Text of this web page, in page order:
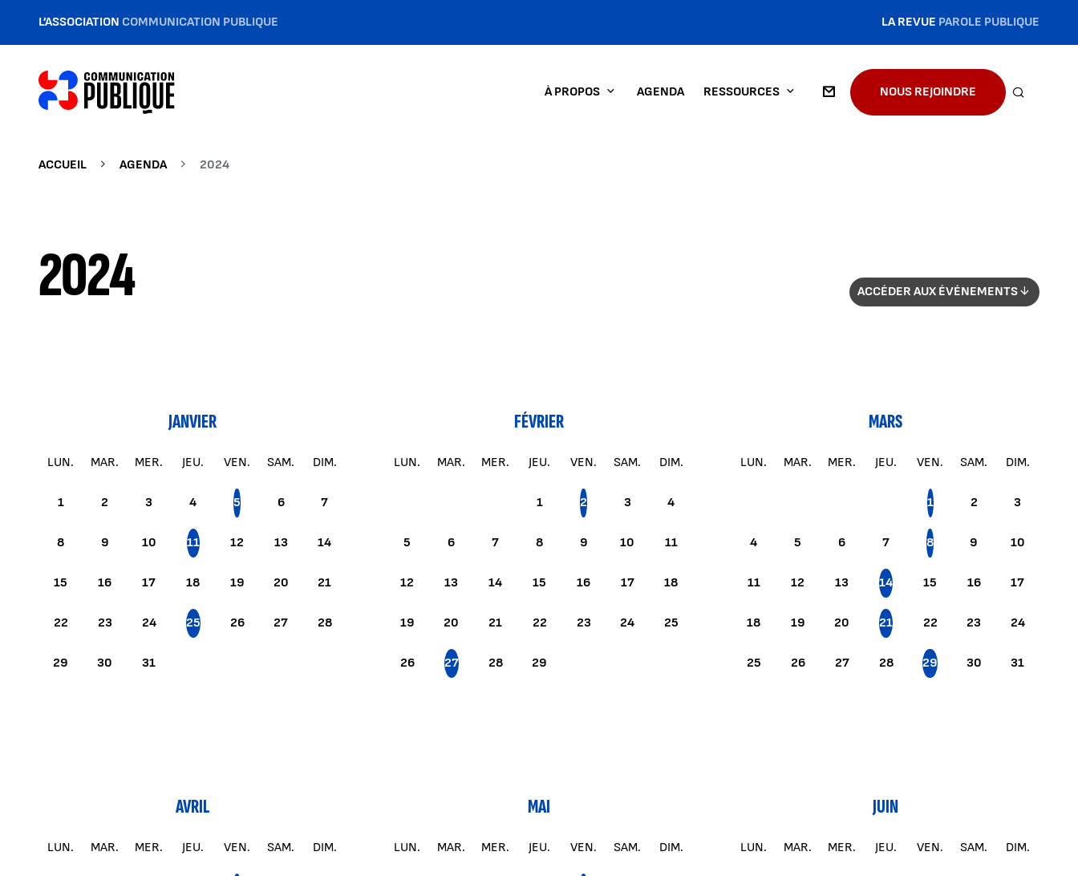
L’ASSOCIATION COMMUNICATION PUBLIQUE LA REVUE PAROLE PUBLIQUE
À PROPOS AGENDA RESSOURCES NOUS REJOINDRE
ACCUEIL AGENDA 2024
2024 ACCÉDER AUX ÉVÉNEMENTS
JANVIER
LUN. MAR. MER. JEU. VEN. SAM. DIM.
1 2 3 4 5 6 7
8 9 10 11 12 13 14
15 16 17 18 19 20 21
22 23 24 25 26 27 28
29 30 31
FÉVRIER
LUN. MAR. MER. JEU. VEN. SAM. DIM.
1 2 3 4
5 6 7 8 9 10 11
12 13 14 15 16 17 18
19 20 21 22 23 24 25
26 27 28 29
MARS
LUN. MAR. MER. JEU. VEN. SAM. DIM.
1 2 3
4 5 6 7 8 9 10
11 12 13 14 15 16 17
18 19 20 21 22 23 24
25 26 27 28 29 30 31
AVRIL
LUN. MAR. MER. JEU. VEN. SAM. DIM.
MAI
LUN. MAR. MER. JEU. VEN. SAM. DIM.
JUIN
LUN. MAR. MER. JEU. VEN. SAM. DIM.